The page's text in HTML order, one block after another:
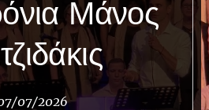
Μάνος
07/2026